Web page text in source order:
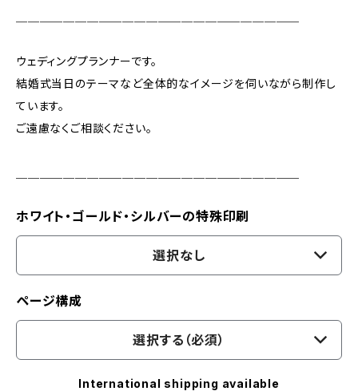
ウェディングプランナーです。
結婚式当日のテーマなど全体的なイメージを伺いながら制作し
ています。
ご遠慮なくご相談ください。
ホワイト・ゴールド・シルバーの特殊印刷
選択なし
ページ構成
選択する（必須）
International shipping available